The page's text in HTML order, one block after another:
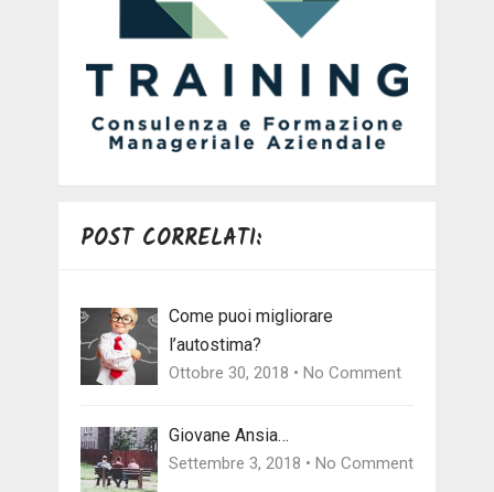
POST CORRELATI:
Come puoi migliorare
l’autostima?
Ottobre 30, 2018 • No Comment
Giovane Ansia…
Settembre 3, 2018 • No Comment